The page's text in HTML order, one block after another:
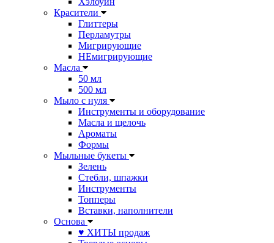
Красители
Глиттеры
Перламутры
Мигрирующие
НЕмигрирующие
Масла
50 мл
500 мл
Мыло с нуля
Инструменты и оборудование
Масла и щелочь
Ароматы
Формы
Мыльные букеты
Зелень
Стебли, шпажки
Инструменты
Топперы
Вставки, наполнители
Основа
♥ ХИТЫ продаж